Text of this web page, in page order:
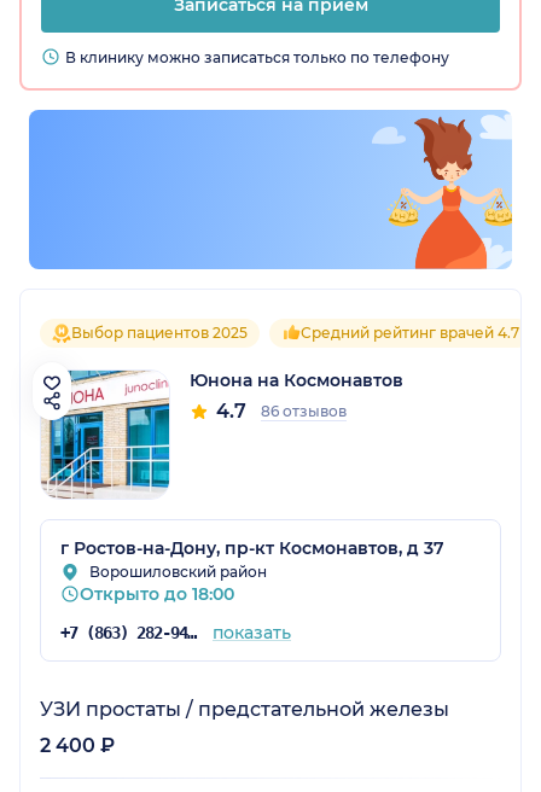
Записаться на прием
В клинику можно записаться только по телефону
Выбор пациентов 2025 Средний рейтинг врачей 4.7
Юнона на Космонавтов
4.7 86 отзывов
г Ростов-на-Дону, пр-кт Космонавтов, д 37
Ворошиловский район
Открыто до 18:00
+7 (863) 282-94-42 показать
УЗИ простаты / предстательной железы
2 400 ₽